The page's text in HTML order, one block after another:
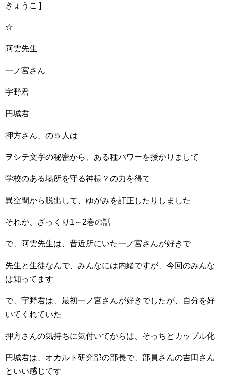
きょうこ ]
☆
阿雲先生
一ノ宮さん
宇野君
円城君
押方さん、の５人は
ヲシテ文字の秘密から、ある種パワーを授かりまして
学校のある場所を守る神様？の力を得て
異空間から脱出して、ゆがみを訂正したりしました
それが、ざっくり1～2巻の話
で、阿雲先生は、昔近所にいた一ノ宮さんが好きで
先生と生徒なんで、みんなには内緒ですが、今回のみんな
は知ってます
で、宇野君は、最初一ノ宮さんが好きでしたが、自分を好
いてくれていた
押方さんの気持ちに気付いてからは、そっちとカップル化
円城君は、オカルト研究部の部長で、部員さんの吉田さん
といい感じです